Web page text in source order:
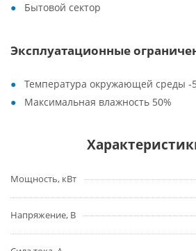
Бытовой сектор
Эксплуатационные
Температура окружающей среды -
Максимальная влажность 50%
Мощность, кВт
Напряжение, В